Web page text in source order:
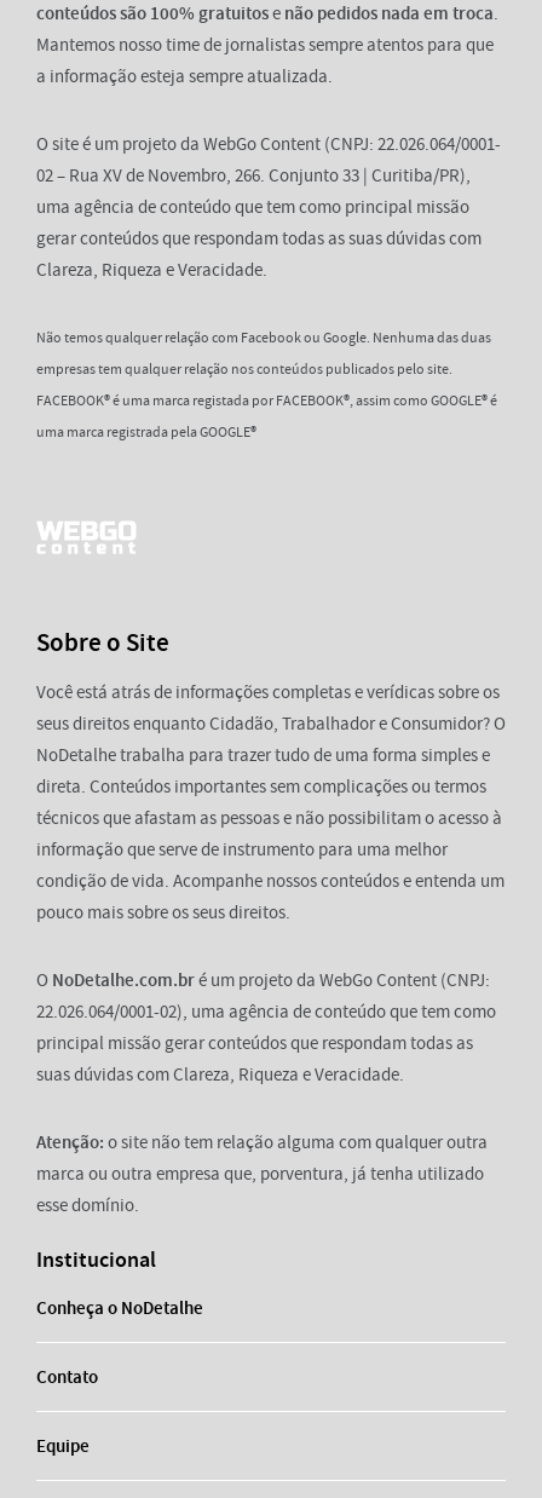
conteúdos são 100% gratuitose não pedidos nada em troca.
Mantemos nosso time de jornalistas sempre atentos para que
a informação esteja sempre atualizada.
O site é um projeto da WebGo Content (CNPJ: 22.026.064/0001-
02 – Rua XV de Novembro, 266. Conjunto 33 | Curitiba/PR),
uma agência de conteúdo que tem como principal missão
gerar conteúdos que respondam todas as suas dúvidas com
Clareza, Riqueza e Veracidade.
Não temos qualquer relação com Facebook ou Google. Nenhuma das duas
empresas tem qualquer relação nos conteúdos publicados pelo site.
FACEBOOK® é uma marca registada por FACEBOOK®, assim como GOOGLE® é
uma marca registrada pela GOOGLE®
Sobre o Site
Você está atrás de informações completas e verídicas sobre os
seus direitos enquanto Cidadão, Trabalhador e Consumidor? O
NoDetalhe trabalha para trazer tudo de uma forma simples e
direta. Conteúdos importantes sem complicações ou termos
técnicos que afastam as pessoas e não possibilitam o acesso à
informação que serve de instrumento para uma melhor
condição de vida. Acompanhe nossos conteúdos e entenda um
pouco mais sobre os seus direitos.
O NoDetalhe.com.bré um projeto da WebGo Content (CNPJ:
22.026.064/0001-02), uma agência de conteúdo que tem como
principal missão gerar conteúdos que respondam todas as
suas dúvidas com Clareza, Riqueza e Veracidade.
Atenção: o site não tem relação alguma com qualquer outra
marca ou outra empresa que, porventura, já tenha utilizado
esse domínio.
Institucional
Conheça o NoDetalhe
Contato
Equipe